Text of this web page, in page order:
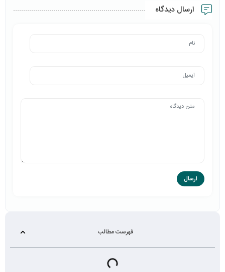
ارسال دیدگاه
فهرست مطالب